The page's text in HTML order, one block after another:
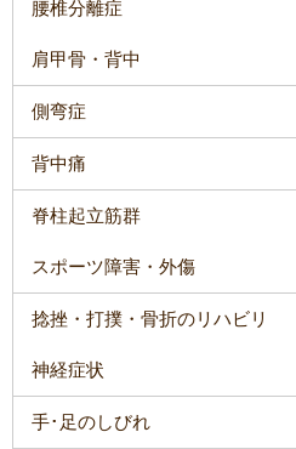
腰椎分離症
肩甲骨・背中
側弯症
背中痛
脊柱起立筋群
スポーツ障害・外傷
捻挫・打撲・骨折のリハビリ
神経症状
手･足のしびれ